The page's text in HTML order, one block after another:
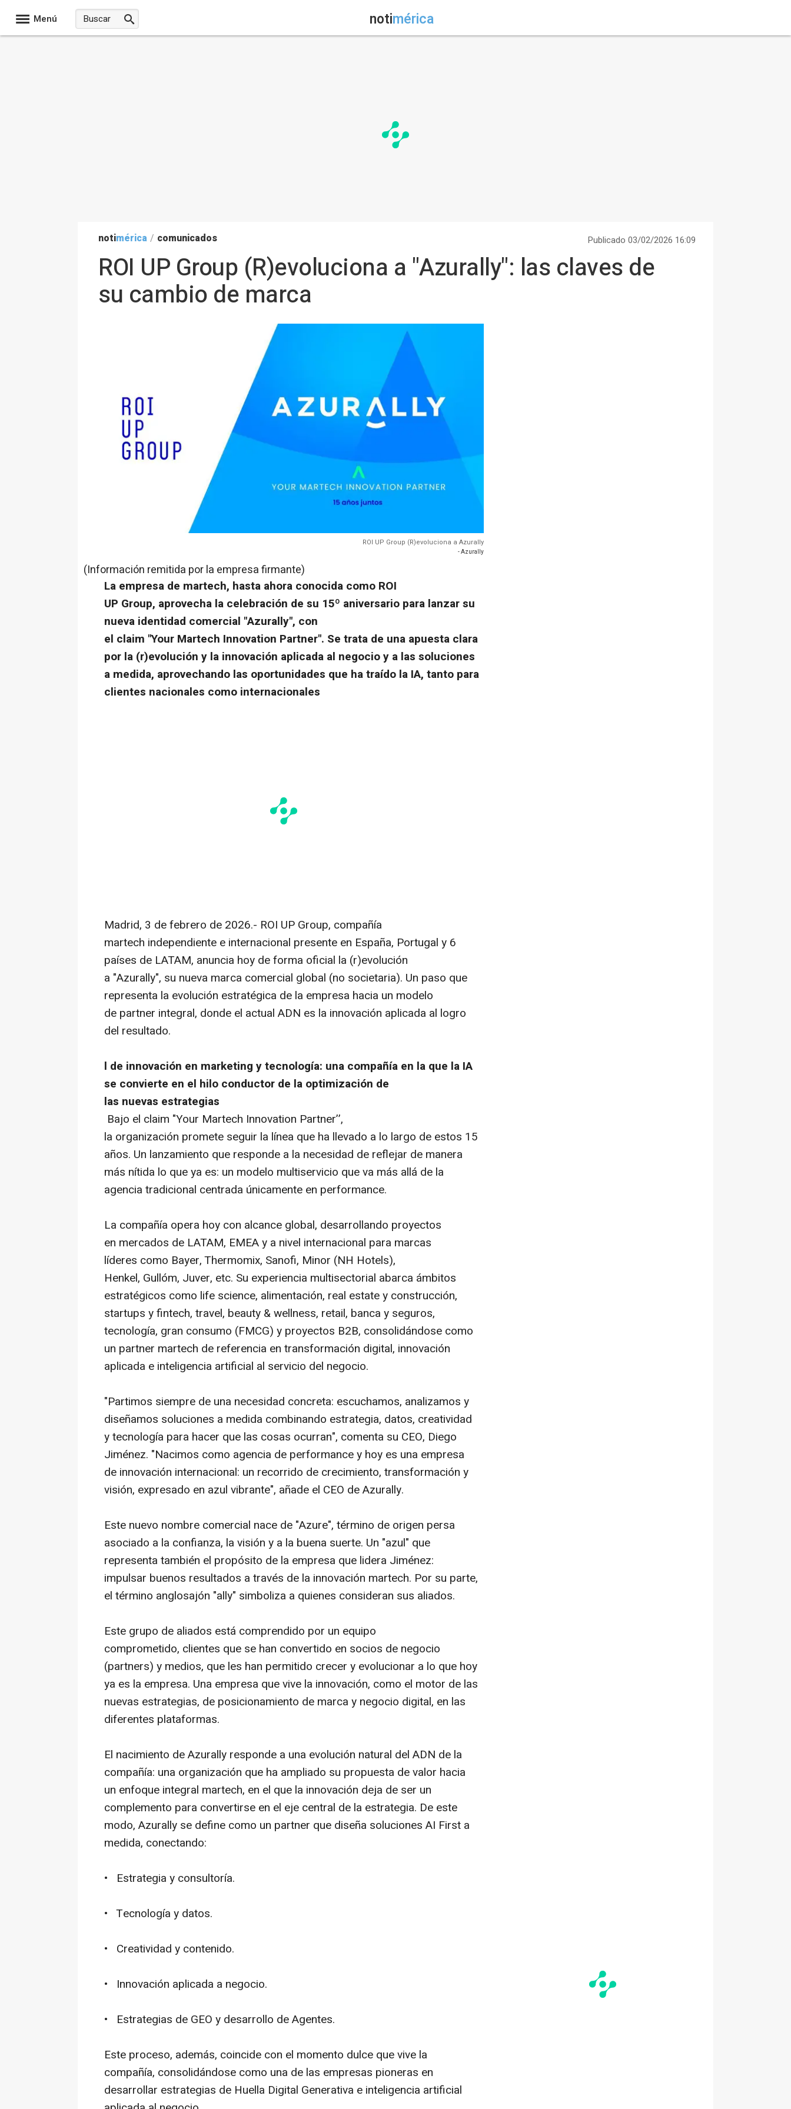
Menú notimérica
notimérica / comunicados Publicado 03/02/2026 16:09
ROI UP Group (R)evoluciona a "Azurally": las claves de
su cambio de marca
ROI UP Group (R)evoluciona a Azurally
- Azurally
(Información remitida por la empresa firmante)
La empresa de martech, hasta ahora conocida como ROI
UP Group, aprovecha la celebración de su 15º aniversario para lanzar su
nueva identidad comercial "Azurally", con
el claim "Your Martech Innovation Partner". Se trata de una apuesta clara
por la (r)evolución y la innovación aplicada al negocio y a las soluciones
a medida, aprovechando las oportunidades que ha traído la IA, tanto para
clientes nacionales como internacionales
Madrid, 3 de febrero de 2026.- ROI UP Group, compañía
martech independiente e internacional presente en España, Portugal y 6
países de LATAM, anuncia hoy de forma oficial la (r)evolución
a "Azurally", su nueva marca comercial global (no societaria). Un paso que
representa la evolución estratégica de la empresa hacia un modelo
de partner integral, donde el actual ADN es la innovación aplicada al logro
del resultado.
l de innovación en marketing y tecnología: una compañía en la que la IA
se convierte en el hilo conductor de la optimización de
las nuevas estrategias
Bajo el claim "Your Martech Innovation Partner’’,
la organización promete seguir la línea que ha llevado a lo largo de estos 15
años. Un lanzamiento que responde a la necesidad de reflejar de manera
más nítida lo que ya es: un modelo multiservicio que va más allá de la
agencia tradicional centrada únicamente en performance.
La compañía opera hoy con alcance global, desarrollando proyectos
en mercados de LATAM, EMEA y a nivel internacional para marcas
líderes como Bayer, Thermomix, Sanofi, Minor (NH Hotels),
Henkel, Gullóm, Juver, etc. Su experiencia multisectorial abarca ámbitos
estratégicos como life science, alimentación, real estatey construcción,
startups yfintech, travel, beauty & wellness, retail, banca y seguros,
tecnología, gran consumo (FMCG) y proyectos B2B, consolidándose como
un partner martech de referencia en transformación digital, innovación
aplicada e inteligencia artificial al servicio del negocio.
"Partimos siempre de una necesidad concreta: escuchamos, analizamos y
diseñamos soluciones a medida combinando estrategia, datos, creatividad
y tecnología para hacer que las cosas ocurran", comenta su CEO, Diego
Jiménez. "Nacimos como agencia de performancey hoy es una empresa
de innovación internacional: un recorrido de crecimiento, transformación y
visión, expresado en azul vibrante", añade el CEO de Azurally.
Este nuevo nombre comercial nace de "Azure", término de origen persa
asociado a la confianza, la visión y a la buena suerte. Un "azul" que
representa también el propósito de la empresa que lidera Jiménez:
impulsar buenos resultados a través de la innovación martech. Por su parte,
el término anglosajón "ally" simboliza a quienes consideran sus aliados.
Este grupo de aliados está comprendido por un equipo
comprometido, clientes que se han convertido en socios de negocio
(partners) y medios, que les han permitido crecer y evolucionar a lo que hoy
ya es la empresa. Una empresa que vive la innovación, como el motor de las
nuevas estrategias, de posicionamiento de marca y negocio digital, en las
diferentes plataformas.
El nacimiento de Azurally responde a una evolución natural del ADN de la
compañía: una organización que ha ampliado su propuesta de valor hacia
un enfoque integral martech, en el que la innovación deja de ser un
complemento para convertirse en el eje central de la estrategia. De este
modo, Azurally se define como un partner que diseña soluciones AI First a
medida, conectando:
• Estrategia y consultoría.
• Tecnología y datos.
• Creatividad y contenido.
• Innovación aplicada a negocio.
• Estrategias de GEO y desarrollo de Agentes.
Este proceso, además, coincide con el momento dulce que vive la
compañía, consolidándose como una de las empresas pioneras en
desarrollar estrategias de Huella Digital Generativa e inteligencia artificial